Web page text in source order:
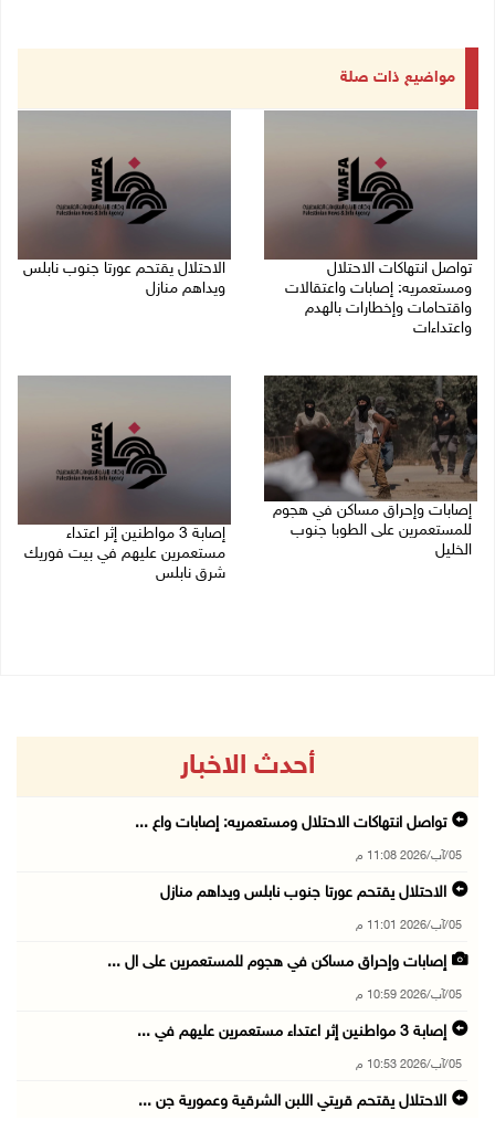
مواضيع ذات صلة
تواصل انتهاكات الاحتلال
ومستعمريه: إصابات واعتقالات
واقتحامات وإخطارات بالهدم
واعتداءات
الاحتلال يقتحم عورتا جنوب نابلس
ويداهم منازل
إصابات وإحراق مساكن في هجوم
للمستعمرين على الطوبا جنوب
الخليل
إصابة 3 مواطنين إثر اعتداء
مستعمرين عليهم في بيت فوريك
شرق نابلس
أحدث الاخبار
تواصل انتهاكات الاحتلال ومستعمريه: إصابات واع ...
05/آب/2026 11:08 م
الاحتلال يقتحم عورتا جنوب نابلس ويداهم منازل
05/آب/2026 11:01 م
إصابات وإحراق مساكن في هجوم للمستعمرين على ال ...
05/آب/2026 10:59 م
إصابة 3 مواطنين إثر اعتداء مستعمرين عليهم في ...
05/آب/2026 10:53 م
الاحتلال يقتحم قريتي اللبن الشرقية وعمورية جن ...